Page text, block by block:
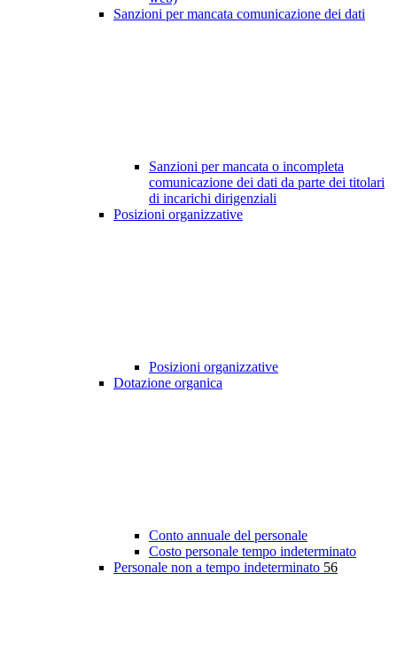
Sanzioni per mancata comunicazione dei dati
Sanzioni per mancata o incompleta
comunicazione dei dati da parte dei titolari
di incarichi dirigenziali
Posizioni organizzative
Posizioni organizzative
Dotazione organica
Conto annuale del personale
Costo personale tempo indeterminato
Personale non a tempo indeterminato 56